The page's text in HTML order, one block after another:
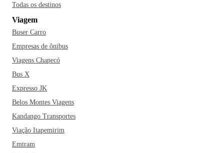
Todas os destinos
Viagem
Buser Carro
Empresas de ônibus
Viagens Chapecó
Bus X
Expresso JK
Belos Montes Viagens
Kandango Transportes
Viação Itapemirim
Emtram